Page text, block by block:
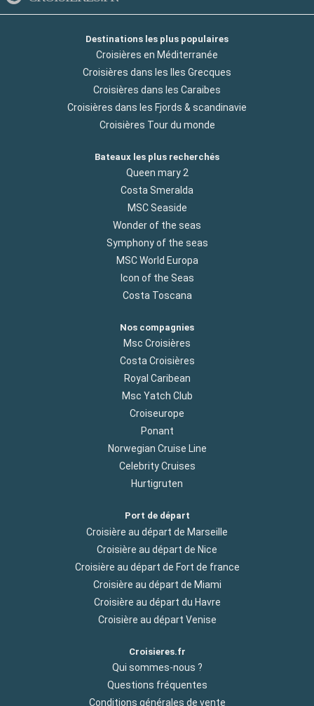
Destinations les plus populaires
Croisières en Méditerranée
Croisières dans les Iles Grecques
Croisières dans les Caraibes
Croisières dans les Fjords & scandinavie
Croisières Tour du monde
Bateaux les plus recherchés
Queen mary 2
Costa Smeralda
MSC Seaside
Wonder of the seas
Symphony of the seas
MSC World Europa
Icon of the Seas
Costa Toscana
Nos compagnies
Msc Croisières
Costa Croisières
Royal Caribean
Msc Yatch Club
Croiseurope
Ponant
Norwegian Cruise Line
Celebrity Cruises
Hurtigruten
Port de départ
Croisière au départ de Marseille
Croisière au départ de Nice
Croisière au départ de Fort de france
Croisière au départ de Miami
Croisière au départ du Havre
Croisière au départ Venise
Croisieres.fr
Qui sommes-nous ?
Questions fréquentes
Conditions générales de vente